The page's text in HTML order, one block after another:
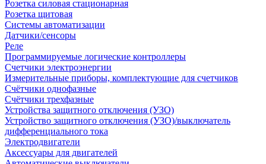
Розетка силовая стационарная
Розетка щитовая
Системы автоматизации
Датчики/сенсоры
Реле
Программируемые логические контроллеры
Счетчики электроэнергии
Измерительные приборы, комплектующие для счетчиков
Счётчики однофазные
Счётчики трехфазные
Устройства защитного отключения (УЗО)
Устройство защитного отключения (УЗО)/выключатель
дифференциального тока
Электродвигатели
Аксессуары для двигателей